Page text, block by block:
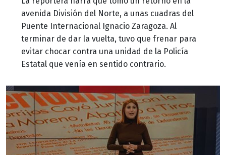
avenida División del Norte, a unas cuadras del
Puente Internacional Ignacio Zaragoza. Al
terminar de dar la vuelta, tuvo que frenar para
evitar chocar contra una unidad de la Policía
Estatal que venía en sentido contrario.